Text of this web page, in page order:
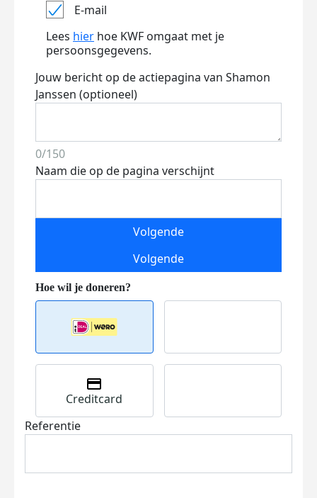
E-mail
Lees hier hoe KWF omgaat met je
persoonsgegevens.
Jouw bericht op de actiepagina van Shamon
Janssen (optioneel)
0/150
Naam die op de pagina verschijnt
Volgende
Volgende
Creditcard
Referentie